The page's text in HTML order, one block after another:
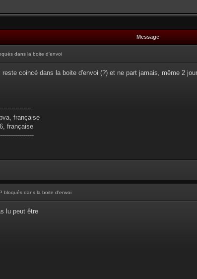
Message
dans la boite d'envoi
coincé dans la boite d'envoi (?) et ne part jamais, même 2
française
française
bloqués dans la boite d'envoi
lu peut être